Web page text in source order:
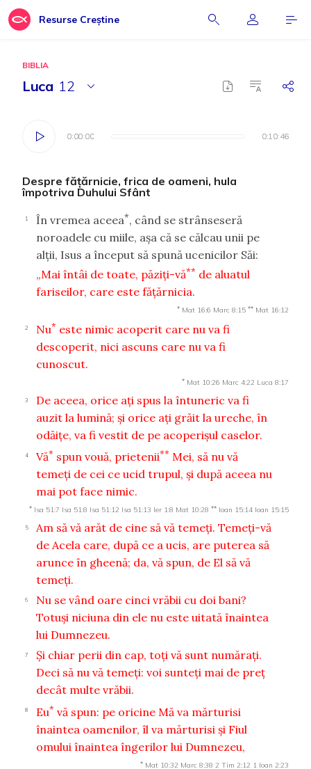
Resurse Creștine
BIBLIA
Luca 12
0:00:00 0:10:46
0:00:00 0:10:46
Despre făţărnicie, frica de oameni, hula
împotriva Duhului Sfânt
1 În vremea aceea*, când se strânseseră
noroadele cu miile, aşa că se călcau unii pe
alţii, Isus a început să spună ucenicilor Săi:
„Mai întâi de toate, păziţi-vă** de aluatul
fariseilor, care este făţărnicia.
* Mat 16:6 Marc 8:15 ** Mat 16:12
2 Nu* este nimic acoperit care nu va fi
descoperit, nici ascuns care nu va fi
cunoscut.
* Mat 10:26 Marc 4:22 Luca 8:17
3
De aceea, orice aţi spus la întuneric va fi
auzit la lumină; şi orice aţi grăit la ureche, în
odăiţe, va fi vestit de pe acoperişul caselor.
4 Vă* spun vouă, prietenii** Mei, să nu vă
temeţi de cei ce ucid trupul, şi după aceea nu
mai pot face nimic.
* Isa 51:7 Isa 51:8 Isa 51:12 Isa 51:13 Ier 1:8 Mat 10:28 ** Ioan 15:14 Ioan 15:15
5
Am să vă arăt de cine să vă temeţi. Temeţi-vă
de Acela care, după ce a ucis, are puterea să
arunce în gheenă; da, vă spun, de El să vă
temeţi.
6
Nu se vând oare cinci vrăbii cu doi bani?
Totuşi niciuna din ele nu este uitată înaintea
lui Dumnezeu.
7
Şi chiar perii din cap, toţi vă sunt număraţi.
Deci să nu vă temeţi: voi sunteţi mai de preţ
decât multe vrăbii.
8 Eu* vă spun: pe oricine Mă va mărturisi
înaintea oamenilor, îl va mărturisi şi Fiul
omului înaintea îngerilor lui Dumnezeu,
* Mat 10:32 Marc 8:38 2 Tim 2:12 1 Ioan 2:23